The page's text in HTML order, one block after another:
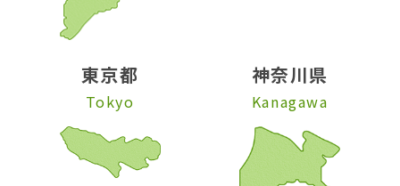
東京都
Tokyo
神奈川県
Kanagawa